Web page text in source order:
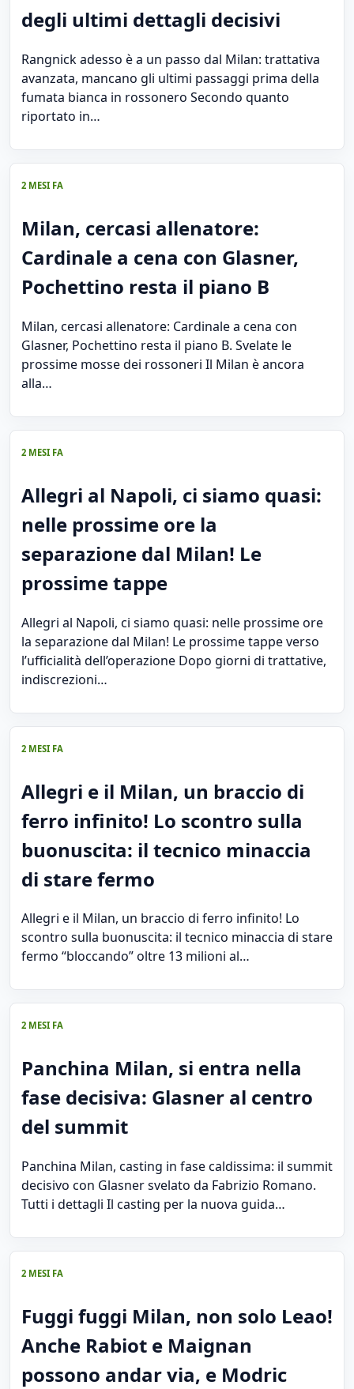
degli ultimi dettagli decisivi
Rangnick adesso è a un passo dal Milan: trattativa
avanzata, mancano gli ultimi passaggi prima della
fumata bianca in rossonero Secondo quanto
riportato in…
2 MESI FA
Milan, cercasi allenatore:
Cardinale a cena con Glasner,
Pochettino resta il piano B
Milan, cercasi allenatore: Cardinale a cena con
Glasner, Pochettino resta il piano B. Svelate le
prossime mosse dei rossoneri Il Milan è ancora
alla…
2 MESI FA
Allegri al Napoli, ci siamo quasi:
nelle prossime ore la
separazione dal Milan! Le
prossime tappe
Allegri al Napoli, ci siamo quasi: nelle prossime ore
la separazione dal Milan! Le prossime tappe verso
l’ufficialità dell’operazione Dopo giorni di trattative,
indiscrezioni…
2 MESI FA
Allegri e il Milan, un braccio di
ferro infinito! Lo scontro sulla
buonuscita: il tecnico minaccia
di stare fermo
Allegri e il Milan, un braccio di ferro infinito! Lo
scontro sulla buonuscita: il tecnico minaccia di stare
fermo “bloccando” oltre 13 milioni al…
2 MESI FA
Panchina Milan, si entra nella
fase decisiva: Glasner al centro
del summit
Panchina Milan, casting in fase caldissima: il summit
decisivo con Glasner svelato da Fabrizio Romano.
Tutti i dettagli Il casting per la nuova guida…
2 MESI FA
Fuggi fuggi Milan, non solo Leao!
Anche Rabiot e Maignan
possono andar via, e Modric